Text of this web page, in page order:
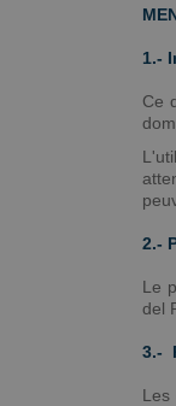
1.-
Ce
2.-
Le
del
3.-
Les